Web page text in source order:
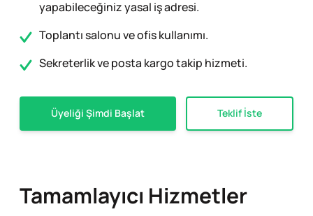
yapabileceğiniz yasal iş adresi.
Toplantı salonu ve ofis kullanımı.
Sekreterlik ve posta kargo takip hizmeti.
Üyeliği Şimdi Başlat Teklif İste
Tamamlayıcı Hizmetler